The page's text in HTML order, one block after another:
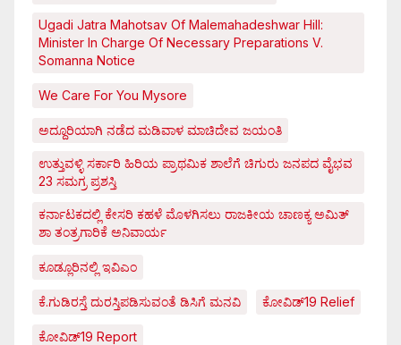
Ugadi Jatra Mahotsav Of Malemahadeshwar Hill:
Minister In Charge Of Necessary Preparations V.
Somanna Notice
We Care For You Mysore
ಅದ್ದೂರಿಯಾಗಿ ನಡೆದ ಮಡಿವಾಳ ಮಾಚಿದೇವ ಜಯಂತಿ
ಉತ್ತುವಳ್ಳಿ ಸರ್ಕಾರಿ ಹಿರಿಯ ಪ್ರಾಥಮಿಕ ಶಾಲೆಗೆ ಚಿಗುರು ಜನಪದ ವೈಭವ
23 ಸಮಗ್ರ ಪ್ರಶಸ್ತಿ
ಕರ್ನಾಟಕದಲ್ಲಿ ಕೇಸರಿ ಕಹಳೆ ಮೊಳಗಿಸಲು ರಾಜಕೀಯ ಚಾಣಕ್ಯ ಅಮಿತ್
ಶಾ ತಂತ್ರಗಾರಿಕೆ ಅನಿವಾರ್ಯ
ಕೂಡ್ಲೂರಿನಲ್ಲಿ ಇವಿಎಂ
ಕೆ.ಗುಡಿರಸ್ತೆ ದುರಸ್ತಿಪಡಿಸುವಂತೆ ಡಿಸಿಗೆ ಮನವಿ ಕೋವಿಡ್‌19 Relief
ಕೋವಿಡ್‌19 Report